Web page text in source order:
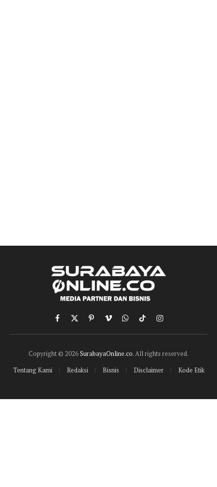
Facebook
X
(Twitter)
PinterestVimeoWhatsApp
TikTokInstagram
Copyright © 2026SurabayaOnline.co. All rights reserved.
Tentang Kami
Redaksi Bisnis Disclaimer Kode Etik